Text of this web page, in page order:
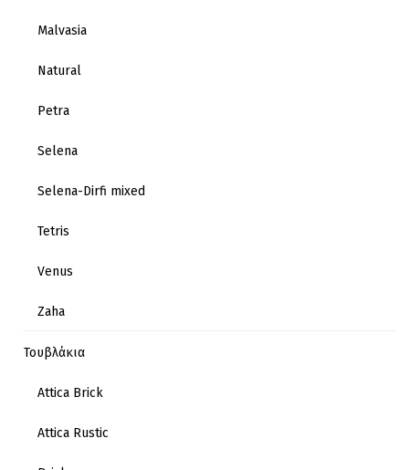
Malvasia
Natural
Petra
Selena
Selena-Dirfi mixed
Tetris
Venus
Zaha
Τουβλάκια
Attica Brick
Attica Rustic